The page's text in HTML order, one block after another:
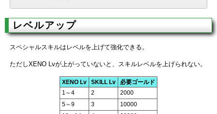
レベルアップ
スペシャルスキルはレベルを上げて強化できる。
ただしXENO Lvが上がっていないと、スキルレベルを上げられない。
XENO Lv SKILL Lv
必要ゴールド
1～4
2
2000
5～9
3
10000